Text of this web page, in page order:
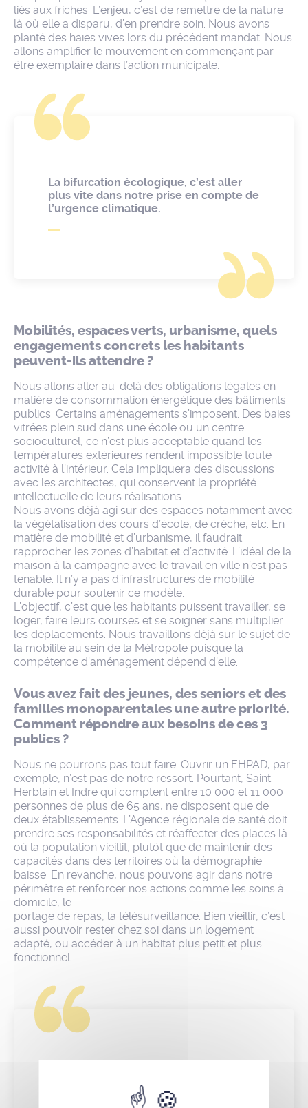
liés aux friches. L’enjeu, c’est de remettre de la nature
là où elle a disparu, d’en prendre soin. Nous avons
planté des haies vives lors du précédent mandat. Nous
allons amplifier le mouvement en commençant par
être exemplaire dans l’action municipale.
La bifurcation écologique, c’est aller
plus vite dans notre prise en compte de
l’urgence climatique.
Mobilités, espaces verts, urbanisme, quels
engagements concrets les habitants
peuvent-ils attendre ?
Nous allons aller au-delà des obligations légales en
matière de consommation énergétique des bâtiments
publics. Certains aménagements s’imposent. Des baies
vitrées plein sud dans une école ou un centre
socioculturel, ce n’est plus acceptable quand les
températures extérieures rendent impossible toute
activité à l’intérieur. Cela impliquera des discussions
avec les architectes, qui conservent la propriété
intellectuelle de leurs réalisations.
Nous avons déjà agi sur des espaces notamment avec
la végétalisation des cours d’école, de crèche, etc. En
matière de mobilité et d’urbanisme, il faudrait
rapprocher les zones d’habitat et d’activité. L’idéal de la
maison à la campagne avec le travail en ville n’est pas
tenable. Il n’y a pas d’infrastructures de mobilité
durable pour soutenir ce modèle.
L’objectif, c’est que les habitants puissent travailler, se
loger, faire leurs courses et se soigner sans multiplier
les déplacements. Nous travaillons déjà sur le sujet de
la mobilité au sein de la Métropole puisque la
compétence d’aménagement dépend d’elle.
Vous avez fait des jeunes, des seniors et des
familles monoparentales une autre priorité.
Comment répondre aux besoins de ces 3
publics ?
Nous ne pourrons pas tout faire. Ouvrir un EHPAD, par
exemple, n’est pas de notre ressort. Pourtant, Saint-
Herblain et Indre qui comptent entre 10 000 et 11 000
personnes de plus de 65 ans, ne disposent que de
deux établissements. L’Agence régionale de santé doit
prendre ses responsabilités et réaffecter des places là
où la population vieillit, plutôt que de maintenir des
capacités dans des territoires où la démographie
baisse. En revanche, nous pouvons agir dans notre
périmètre et renforcer nos actions comme les soins à
domicile, le
portage de repas, la télésurveillance. Bien vieillir, c’est
aussi pouvoir rester chez soi dans un logement
adapté, ou accéder à un habitat plus petit et plus
fonctionnel.
jeunesses pour redéfinir la politique
municipale pour et avec eux.